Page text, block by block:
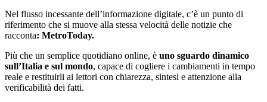
Nel flusso incessante dell’informazione digitale, c’è un punto di
riferimento che si muove alla stessa velocità delle notizie che
racconta: MetroToday.
Più che un semplice quotidiano online, è uno sguardo dinamico
sull’Italia e sul mondo, capace di cogliere i cambiamenti in tempo
reale e restituirli ai lettori con chiarezza, sintesi e attenzione alla
verificabilità dei fatti.